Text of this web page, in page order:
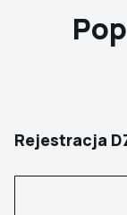
Rejestracja